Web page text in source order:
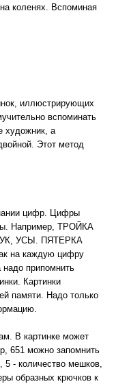
коленях. Вспоминая
иллюстрирующих
вспоминать
художник, а
Этот метод
цифр. Цифры
Например, ТРОЙКА
УСЫ. ПЯТЕРКА
на каждую цифру
надо припомнить
Картинки
памяти. Надо только
В картинке может
651 можно запомнить
5 - количество мешков,
образных крючков к